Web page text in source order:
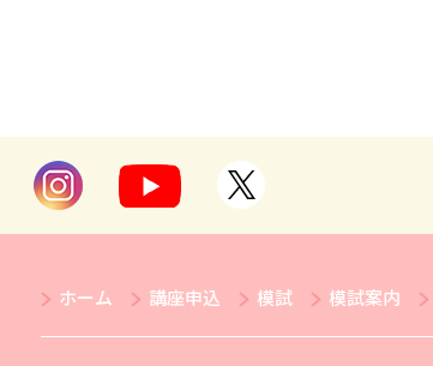
ホーム 講座申込 模試 模試案内